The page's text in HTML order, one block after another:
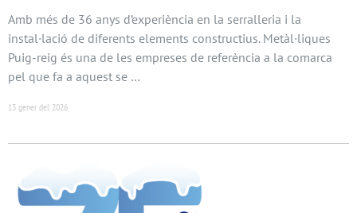
Amb més de 36 anys d’experiència en la serralleria i la
instal·lació de diferents elements constructius. Metàl·liques
Puig-reig és una de les empreses de referència a la comarca
pel que fa a aquest se …
13 gener del 2026